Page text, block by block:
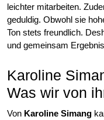
leichter mitarbeiten.
geduldig. Obwohl sie
Ton stets freundlich.
und gemeinsam
Karoline
Was wir von
Von Karoline Simang